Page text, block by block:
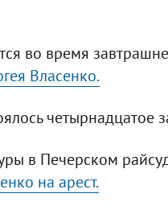
во время
Власенко.
четырнадцатое
в Печерском
на арест.